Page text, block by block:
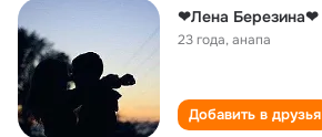
❤Лена Березина❤
23 года,анапа
Добавить в друзья